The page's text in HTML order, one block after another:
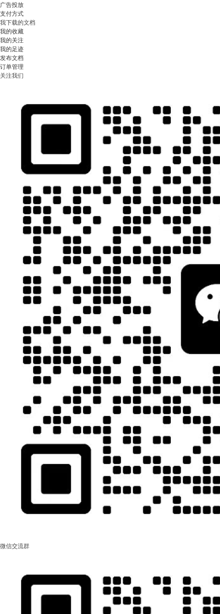
广告投放
支付方式
我下载的文档
我的收藏
我的关注
我的足迹
发布文档
订单管理
关注我们
微信交流群